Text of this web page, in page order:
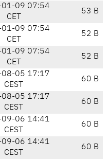
09 07:54
CET
53 B
09 07:54
CET
52 B
09 07:54
CET
52 B
05 17:17
CEST
60 B
05 17:17
CEST
60 B
06 14:41
CEST
60 B
06 14:41
CEST
60 B